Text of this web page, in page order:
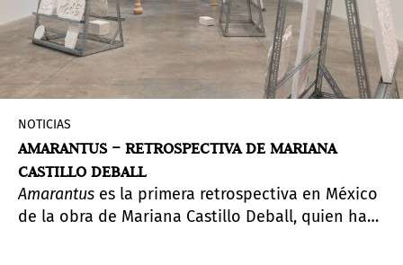
NOTICIAS
AMARANTUS – RETROSPECTIVA DE MARIANA
CASTILLO DEBALL
Amarantus es la primera retrospectiva en México
de la obra de Mariana Castillo Deball, quien ha